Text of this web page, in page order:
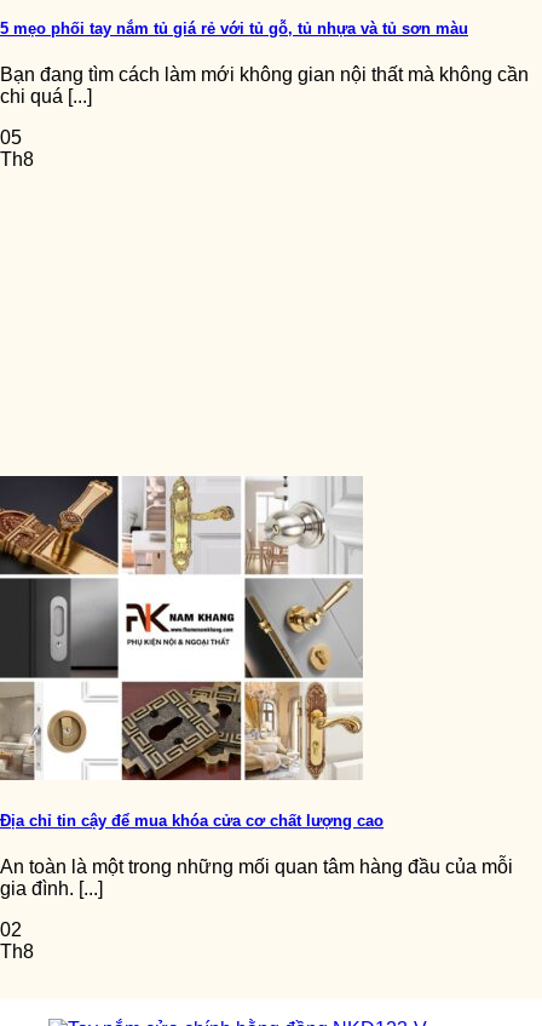
5 mẹo phối tay nắm tủ giá rẻ với tủ gỗ, tủ nhựa và tủ sơn màu
Bạn đang tìm cách làm mới không gian nội thất mà không cần
chi quá [...]
05
Th8
Địa chỉ tin cậy để mua khóa cửa cơ chất lượng cao
An toàn là một trong những mối quan tâm hàng đầu của mỗi
gia đình. [...]
02
Th8